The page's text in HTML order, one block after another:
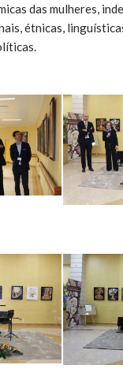
das mulheres,
étnicas,